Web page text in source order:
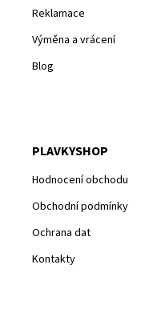
Reklamace
Výměna a vrácení
Blog
PLAVKYSHOP
Hodnocení obchodu
Obchodní podmínky
Ochrana dat
Kontakty